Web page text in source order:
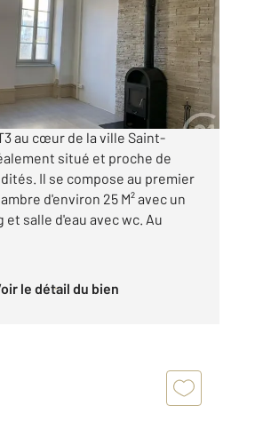
T3 à louer
comprises
au cœur de la ville Saint-
situé et proche de
Il se compose au premier
d'environ 25 M² avec un
et salle d'eau avec wc. Au
Voir le détail du bien